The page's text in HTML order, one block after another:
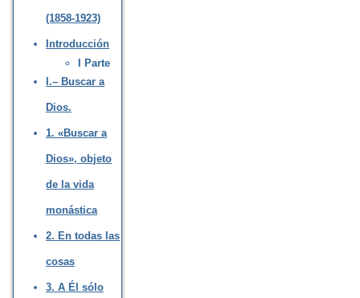
(1858-1923)
Introducción
I Parte
I.– Buscar a
Dios.
1. «Buscar a
Dios», objeto
de la vida
monástica
2. En todas las
cosas
3. A Él sólo